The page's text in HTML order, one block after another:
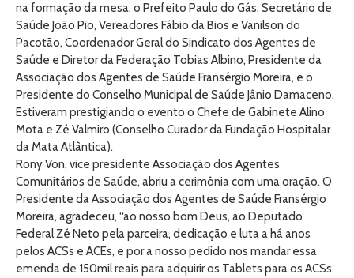
na formação da mesa, o Prefeito Paulo do Gás, Secretário de
Saúde João Pio, Vereadores Fábio da Bios e Vanilson do
Pacotão, Coordenador Geral do Sindicato dos Agentes de
Saúde e Diretor da Federação Tobias Albino, Presidente da
Associação dos Agentes de Saúde Fransérgio Moreira, e o
Presidente do Conselho Municipal de Saúde Jânio Damaceno.
Estiveram prestigiando o evento o Chefe de Gabinete Alino
Mota e Zé Valmiro (Conselho Curador da Fundação Hospitalar
da Mata Atlântica).
Rony Von, vice presidente Associação dos Agentes
Comunitários de Saúde, abriu a cerimônia com uma oração. O
Presidente da Associação dos Agentes de Saúde Fransérgio
Moreira, agradeceu, “ao nosso bom Deus, ao Deputado
Federal Zé Neto pela parceira, dedicação e luta a há anos
pelos ACSs e ACEs, e por a nosso pedido nos mandar essa
emenda de 150mil reais para adquirir os Tablets para os ACSs